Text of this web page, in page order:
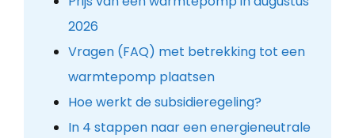
2026
Vragen (FAQ) met betrekking tot een
warmtepomp plaatsen
Hoe werkt de subsidieregeling?
In 4 stappen naar een energieneutrale